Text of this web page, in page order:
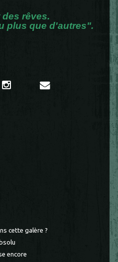
rêves.
plus que d'autres".
cette galère ?
encore